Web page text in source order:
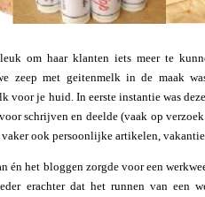
leuk om haar klanten iets meer te
zeep met geitenmelk in de maak
voor je huid. In eerste instantie was
schrijven en deelde (vaak op
vaker ook persoonlijke artikelen,
én het bloggen zorgde voor een
erachter dat het runnen van